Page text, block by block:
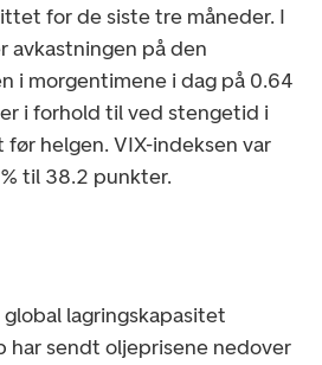
for de siste tre måneder. I
avkastningen på den
i morgentimene i dag på 0.64
i forhold til ved stengetid i
helgen. VIX-indeksen var
til 38.2 punkter.
lagringskapasitet
har sendt oljeprisene nedover